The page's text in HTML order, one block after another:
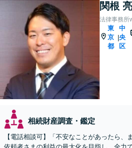
関根
法律事務所
東
京
都
|
中
央
区
相続財産調査・鑑定
【電話相談可】「不安なことがあったら、